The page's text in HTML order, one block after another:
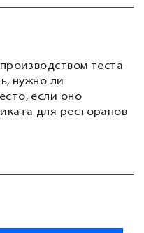
теста
нужно ли
если оно
для ресторанов